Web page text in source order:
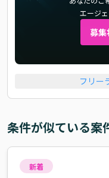
エージ
募集
フリー
条件が似ている案
新着